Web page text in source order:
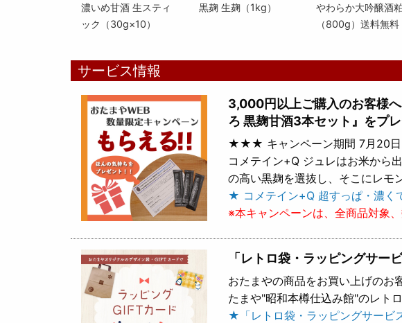
濃いめ甘酒 生スティ
ック（30g×10）
黒麹 生麹（1kg）
やわらか大吟醸酒粕
（800g）送料無料
サービス情報
3,000円以上ご購入のお客様
ろ 黒麹甘酒3本セット』をプレ
★★★ キャンペーン期間 7月20
コメテイン+Q ジュレはお米から
の高い黒麹を選抜し、そこにレモ
★ コメテイン+Q 超すっぱ・濃く
※本キャンペーンは、全商品対象
「レトロ袋・ラッピングサー
おたまやの商品をお買い上げのお
たまや"昭和本樽仕込み館"のレト
★「レトロ袋・ラッピングサービ